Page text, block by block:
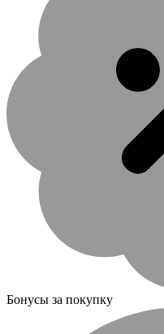
Бонусы за покупку